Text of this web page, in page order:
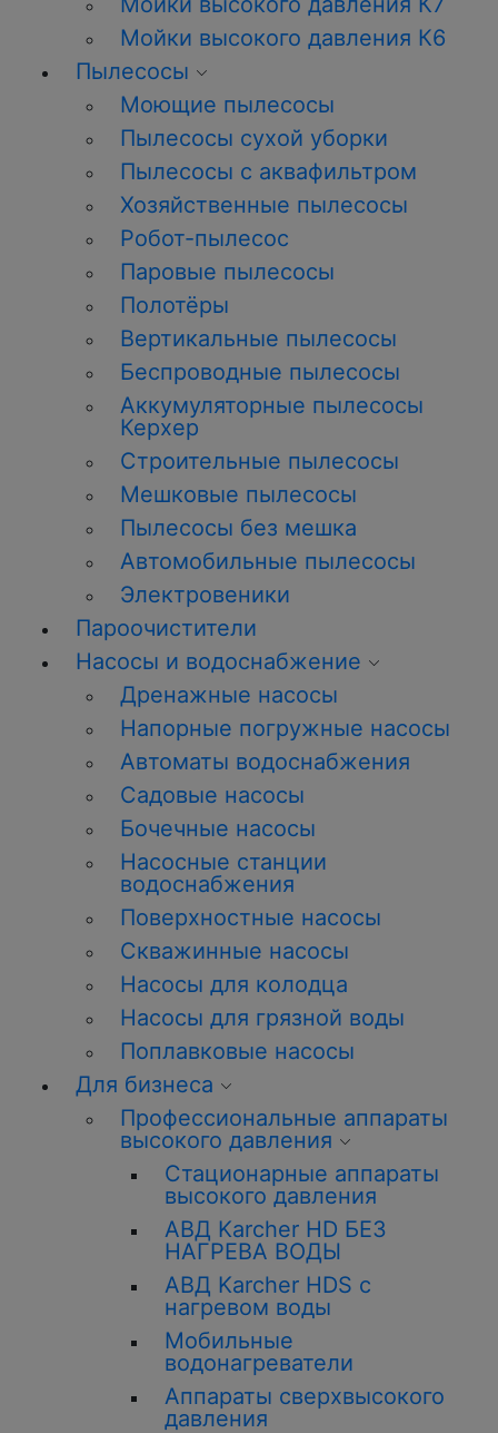
Мойки высокого давления К6
Пылесосы
Моющие пылесосы
Пылесосы сухой уборки
Пылесосы с аквафильтром
Хозяйственные пылесосы
Робот-пылесос
Паровые пылесосы
Полотёры
Вертикальные пылесосы
Беспроводные пылесосы
Аккумуляторные пылесосы
Керхер
Строительные пылесосы
Мешковые пылесосы
Пылесосы без мешка
Автомобильные пылесосы
Электровеники
Пароочистители
Насосы и водоснабжение
Дренажные насосы
Напорные погружные насосы
Автоматы водоснабжения
Садовые насосы
Бочечные насосы
Насосные станции
водоснабжения
Поверхностные насосы
Скважинные насосы
Насосы для колодца
Насосы для грязной воды
Поплавковые насосы
Для бизнеса
Профессиональные аппараты
высокого давления
Стационарные аппараты
высокого давления
АВД Karcher HD БЕЗ
НАГРЕВА ВОДЫ
АВД Karcher HDS с
нагревом воды
Мобильные
водонагреватели
Аппараты сверхвысокого
давления